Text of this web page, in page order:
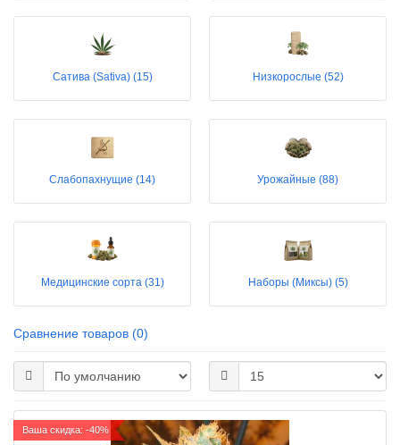
Сатива (Sativa) (15) Низкорослые (52)
Слабопахнущие (14) Урожайные (88)
Медицинские сорта (31) Наборы (Миксы) (5)
Сравнение товаров (0)
Ваша скидка: -40%